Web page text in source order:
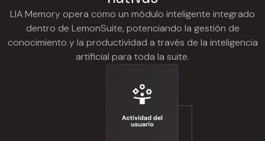
LIA Memory opera como un módulo inteligente integrado
dentro de LemonSuite, potenciando la gestión de
conocimiento y la productividad a través de la inteligencia
artificial para toda la suite.